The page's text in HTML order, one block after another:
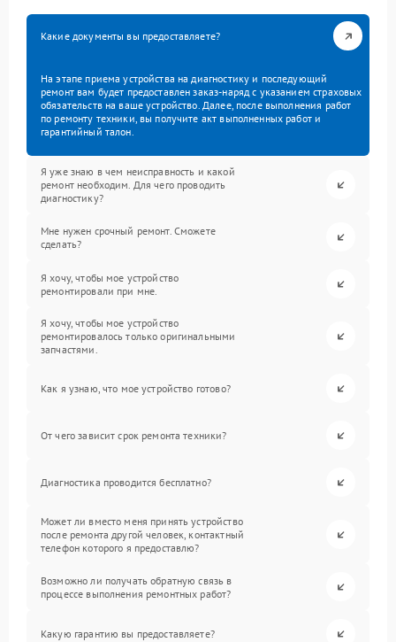
Какие документы вы предоставляете?
На этапе приема устройства на диагностику и последующий
ремонт вам будет предоставлен заказ-наряд с указанием страховых
обязательств на ваше устройство. Далее, после выполнения работ
по ремонту техники, вы получите акт выполненных работ и
гарантийный талон.
Я уже знаю в чем неисправность и какой
ремонт необходим. Для чего проводить
диагностику?
Мне нужен срочный ремонт. Сможете
сделать?
Я хочу, чтобы мое устройство
ремонтировали при мне.
Я хочу, чтобы мое устройство
ремонтировалось только оригинальными
запчастями.
Как я узнаю, что мое устройство готово?
От чего зависит срок ремонта техники?
Диагностика проводится бесплатно?
Может ли вместо меня принять устройство
после ремонта другой человек, контактный
телефон которого я предоставлю?
Возможно ли получать обратную связь в
процессе выполнения ремонтных работ?
Какую гарантию вы предоставляете?